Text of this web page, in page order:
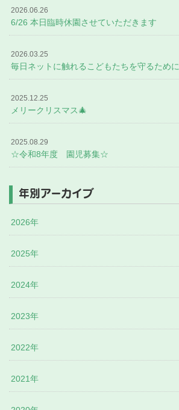
2026.06.26
6/26 本日臨時休園させていただきます
2026.03.25
毎日ネットに触れるこどもたちを守るために
2025.12.25
メリークリスマス🎄
2025.08.29
☆令和8年度 園児募集☆
年別アーカイブ
2026年
2025年
2024年
2023年
2022年
2021年